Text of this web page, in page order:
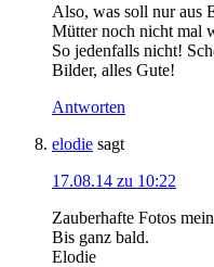
Also, was soll nur aus
Mütter noch nicht mal
So jedenfalls nicht!
Bilder, alles Gute!
Antworten
elodie sagt
17.08.14 zu 10:22
Zauberhafte Fotos
Bis ganz bald.
Elodie